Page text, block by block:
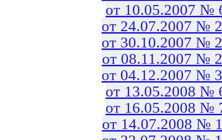
от 10.05.2007 №
от 24.07.2007 №
от 30.10.2007 №
от 08.11.2007 №
от 04.12.2007 №
от 13.05.2008 №
от 16.05.2008 №
от 14.07.2008 №